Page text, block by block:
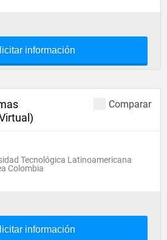
información
Comparar
Tecnológica Latinoamericana
Colombia
información